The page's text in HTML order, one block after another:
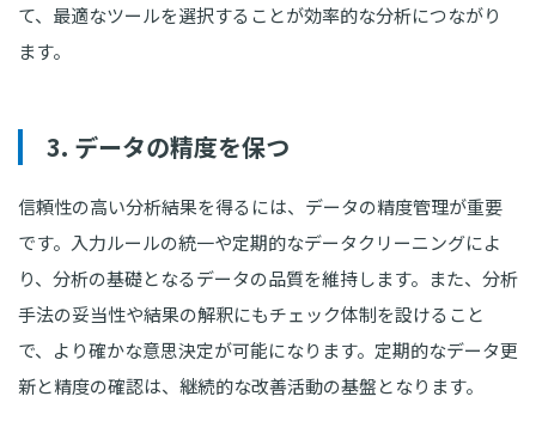
て、最適なツールを選択することが効率的な分析につながり
ます。
3. データの精度を保つ
信頼性の高い分析結果を得るには、データの精度管理が重要
です。入力ルールの統一や定期的なデータクリーニングによ
り、分析の基礎となるデータの品質を維持します。また、分析
手法の妥当性や結果の解釈にもチェック体制を設けること
で、より確かな意思決定が可能になります。定期的なデータ更
新と精度の確認は、継続的な改善活動の基盤となります。